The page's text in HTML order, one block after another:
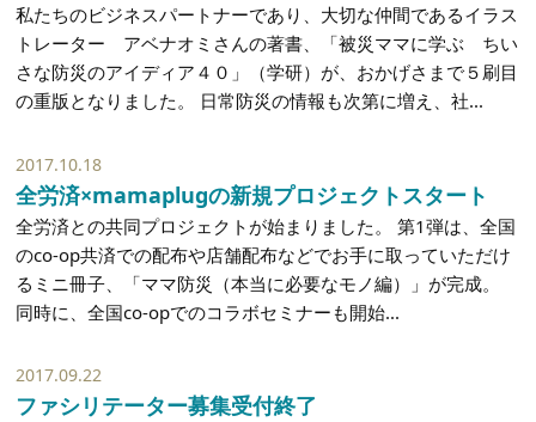
私たちのビジネスパートナーであり、大切な仲間であるイラス
トレーター アベナオミさんの著書、「被災ママに学ぶ ちい
さな防災のアイディア４０」（学研）が、おかげさまで５刷目
の重版となりました。 日常防災の情報も次第に増え、社...
2017.10.18
全労済×mamaplugの新規プロジェクトスタート
全労済との共同プロジェクトが始まりました。 第1弾は、全国
のco-op共済での配布や店舗配布などでお手に取っていただけ
るミニ冊子、「ママ防災（本当に必要なモノ編）」が完成。
同時に、全国co-opでのコラボセミナーも開始...
2017.09.22
ファシリテーター募集受付終了